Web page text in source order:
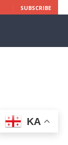
SUBSCRIBE
KA